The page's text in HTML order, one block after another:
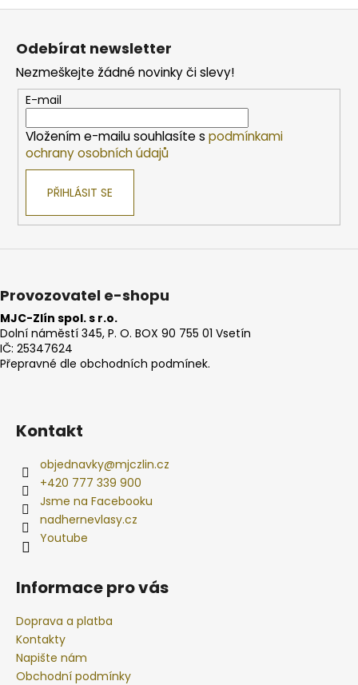
Z
Odebírat newsletter
Nezmeškejte žádné novinky či slevy!
E-mail
Vložením e-mailu souhlasíte s podmínkami
ochrany osobních údajů
PŘIHLÁSIT SE
Provozovatel e-shopu
MJC-Zlín spol. s r.o.
Dolní náměstí 345, P. O. BOX 90 755 01 Vsetín
IČ: 25347624
Přepravné dle obchodních podmínek.
Kontakt
objednavky@mjczlin.cz
+420 777 339 900
Jsme na Facebooku
nadhernevlasy.cz
Youtube
Informace pro vás
Doprava a platba
Kontakty
Napište nám
Obchodní podmínky